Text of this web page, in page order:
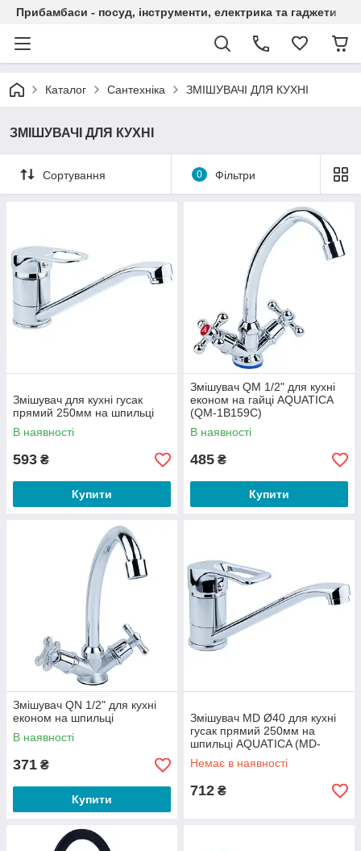
Прибамбаси - посуд, інструменти, електрика та гаджети
Каталог Сантехніка ЗМІШУВАЧІ ДЛЯ КУХНІ
ЗМІШУВАЧІ ДЛЯ КУХНІ
Сортування 0 Фільтри
Змішувач для кухні гусак
прямий 250мм на шпильці
В наявності
593 ₴
Купити
Змішувач QM 1/2" для кухні
економ на гайці AQUATICA
(QM-1B159C)
В наявності
485 ₴
Купити
Змішувач QN 1/2" для кухні
економ на шпильці
В наявності
371 ₴
Купити
Змішувач MD Ø40 для кухні
гусак прямий 250мм на
шпильці AQUATICA (MD-
2B244C)
Немає в наявності
712 ₴